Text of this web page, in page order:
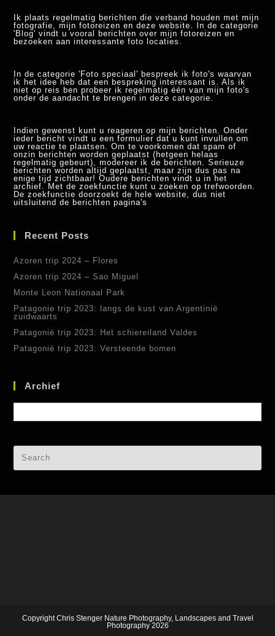
Ik plaats regelmatig berichten die verband houden met mijn
fotografie, mijn fotoreizen en deze website. In de categorie
'Blog' vindt u vooral berichten over mijn fotoreizen en
bezoeken aan interessante foto locaties.
In de categorie 'Foto speciaal' bespreek ik foto's waarvan
ik het idee heb dat een bespreking interessant is. Als ik
niet op reis ben probeer ik regelmatig één van mijn foto's
onder de aandacht te brengen in deze categorie.
Indien gewenst kunt u reageren op mijn berichten. Onder
ieder bericht vindt u een formulier dat u kunt invullen om
uw reactie te plaatsen. Om te voorkomen dat spam of
onzin berichten worden geplaatst (hetgeen helaas
regelmatig gebeurt), modereer ik de berichten. Serieuze
berichten worden altijd geplaatst, maar zijn dus pas na
enige tijd zichtbaar! Oudere berichten vindt u in het
archief. Met de zoekfunctie kunt u zoeken op trefwoorden.
De zoekfunctie doorzoekt de hele website, dus niet
uitsluitend de berichten pagina's
Recent Posts
Azoren trip 2024 – Flores
Azoren trip 2024 – Sao Miguel
Monte Leon Nationaal Park
Patagonie trip 2023: langs de kust van Argentinië
zuidwaarts
Patagonië trip 2023: Het schiereiland Valdes
Patagonië trip 2023: Versteende bomen
Archief
Archief
Copyright Chris Stenger Nature Photography, Landscapes and Travel
Photography 2026